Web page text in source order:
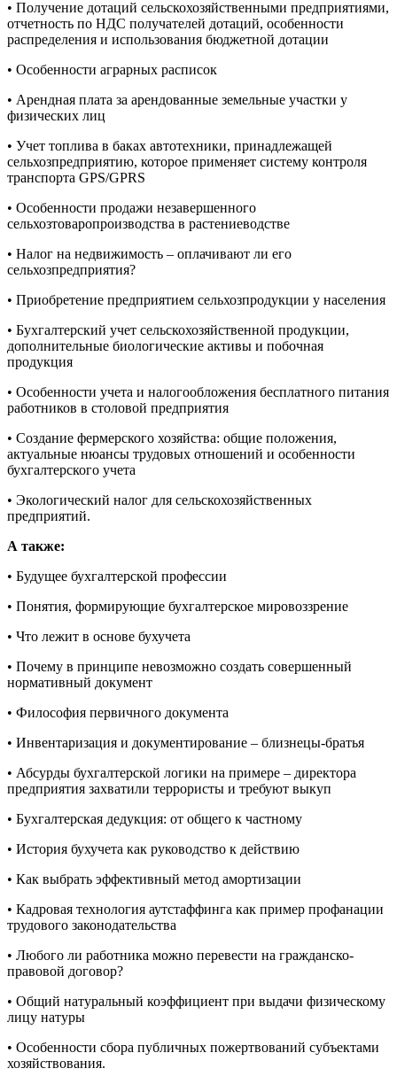
• Получение дотаций сельскохозяйственными предприятиями,
отчетность по НДС получателей дотаций, особенности
распределения и использования бюджетной дотации
• Особенности аграрных расписок
• Арендная плата за арендованные земельные участки у
физических лиц
• Учет топлива в баках автотехники, принадлежащей
сельхозпредприятию, которое применяет систему контроля
транспорта GPS/GPRS
• Особенности продажи незавершенного
сельхозтоваропроизводства в растениеводстве
• Налог на недвижимость – оплачивают ли его
сельхозпредприятия?
• Приобретение предприятием сельхозпродукции у населения
• Бухгалтерский учет сельскохозяйственной продукции,
дополнительные биологические активы и побочная
продукция
• Особенности учета и налогообложения бесплатного питания
работников в столовой предприятия
• Создание фермерского хозяйства: общие положения,
актуальные нюансы трудовых отношений и особенности
бухгалтерского учета
• Экологический налог для сельскохозяйственных
предприятий.
А также:
• Будущее бухгалтерской профессии
• Понятия, формирующие бухгалтерское мировоззрение
• Что лежит в основе бухучета
• Почему в принципе невозможно создать совершенный
нормативный документ
• Философия первичного документа
• Инвентаризация и документирование – близнецы-братья
• Абсурды бухгалтерской логики на примере – директора
предприятия захватили террористы и требуют выкуп
• Бухгалтерская дедукция: от общего к частному
• История бухучета как руководство к действию
• Как выбрать эффективный метод амортизации
• Кадровая технология аутстаффинга как пример профанации
трудового законодательства
• Любого ли работника можно перевести на гражданско-
правовой договор?
• Общий натуральный коэффициент при выдачи физическому
лицу натуры
• Особенности сбора публичных пожертвований субъектами
хозяйствования.